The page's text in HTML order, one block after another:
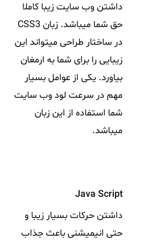
داشتن وب سایت زیبا کاملا
حق شما میباشد. زبان CSS3
در ساختار طراحی میتواند این
زیبایی را برای شما به ارمغان
بیاورد. یکی از عوامل بسیار
مهم در سرعت لود وب سایت
شما استفاده از این زبان
میباشد.
Java Script
داشتن حرکات بسیار زیبا و
حتی انیمیشنی باعث جذاب